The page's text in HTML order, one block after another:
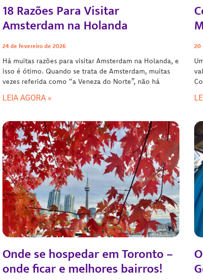
18 Razões Para Visitar
Amsterdam na Holanda
24 de fevereiro de 2026
Há muitas razões para visitar Amsterdam na Holanda, e
isso é ótimo. Quando se trata de Amsterdam, muitas
vezes referida como “a Veneza do Norte”, não há
LEIA AGORA »
20
Onde se hospedar em Toronto –
onde ficar e melhores bairros!